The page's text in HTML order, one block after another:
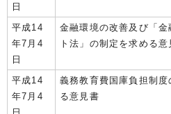
日
平成14
年7月4
日
金融環境の改善及び「金
ト法」の制定を求める意
平成14
年7月4
義務教育費国庫負担制度
る意見書